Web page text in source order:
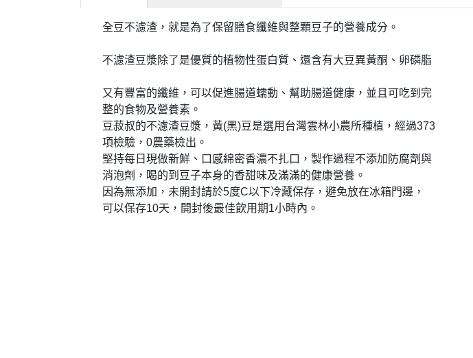
全豆不濾渣，就是為了保留膳食纖維與整顆豆子的營養成分。
不濾渣豆漿除了是優質的植物性蛋白質、還含有大豆異黃酮、卵磷脂
又有豐富的纖維，可以促進腸道蠕動、幫助腸道健康，並且可吃到完
整的食物及營養素。
豆菽叔的不濾渣豆漿，黃(黑)豆是選用台灣雲林小農所種植，經過373
項檢驗，0農藥檢出。
堅持每日現做新鮮、口感綿密香濃不扎口，製作過程不添加防腐劑與
消泡劑，喝的到豆子本身的香甜味及滿滿的健康營養。
因為無添加，未開封請於5度C以下冷藏保存，避免放在冰箱門邊，
可以保存10天，開封後最佳飲用期1小時內。